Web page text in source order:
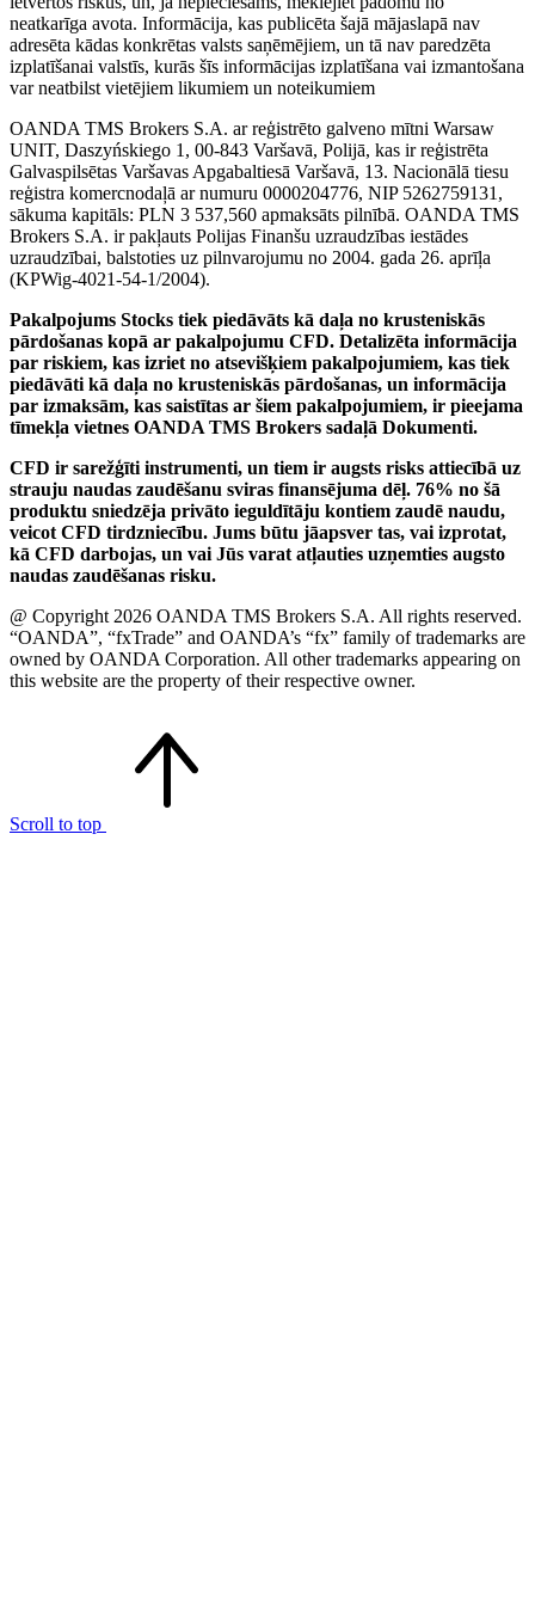
neatkarīga avota. Informācija, kas publicēta šajā mājaslapā nav
adresēta kādas konkrētas valsts saņēmējiem, un tā nav paredzēta
izplatīšanai valstīs, kurās šīs informācijas izplatīšana vai izmantošana
var neatbilst vietējiem likumiem un noteikumiem
OANDA TMS Brokers S.A. ar reģistrēto galveno mītni Warsaw
UNIT, Daszyńskiego 1, 00-843 Varšavā, Polijā, kas ir reģistrēta
Galvaspilsētas Varšavas Apgabaltiesā Varšavā, 13. Nacionālā tiesu
reģistra komercnodaļā ar numuru 0000204776, NIP 5262759131,
sākuma kapitāls: PLN 3 537,560 apmaksāts pilnībā. OANDA TMS
Brokers S.A. ir pakļauts Polijas Finanšu uzraudzības iestādes
uzraudzībai, balstoties uz pilnvarojumu no 2004. gada 26. aprīļa
(KPWig-4021-54-1/2004).
Pakalpojums Stocks tiek piedāvāts kā daļa no krusteniskās
pārdošanas kopā ar pakalpojumu CFD. Detalizēta informācija
par riskiem, kas izriet no atsevišķiem pakalpojumiem, kas tiek
piedāvāti kā daļa no krusteniskās pārdošanas, un informācija
par izmaksām, kas saistītas ar šiem pakalpojumiem, ir pieejama
tīmekļa vietnes OANDA TMS Brokers sadaļā Dokumenti.
CFD ir sarežģīti instrumenti, un tiem ir augsts risks attiecībā uz
strauju naudas zaudēšanu sviras finansējuma dēļ. 76% no šā
produktu sniedzēja privāto ieguldītāju kontiem zaudē naudu,
veicot CFD tirdzniecību. Jums būtu jāapsver tas, vai izprotat,
kā CFD darbojas, un vai Jūs varat atļauties uzņemties augsto
naudas zaudēšanas risku.
@ Copyright 2026 OANDA TMS Brokers S.A. All rights reserved.
“OANDA”, “fxTrade” and OANDA’s “fx” family of trademarks are
owned by OANDA Corporation. All other trademarks appearing on
this website are the property of their respective owner.
Scroll to top